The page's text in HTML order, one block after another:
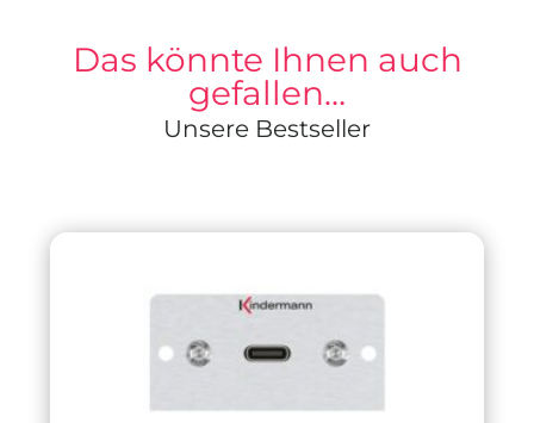
Das könnte Ihnen auch
gefallen…
Unsere Bestseller